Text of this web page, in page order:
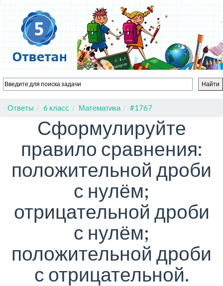
Ответы 6 класс Математика #1767
Сформулируйте
правило сравнения:
положительной дроби
с нулём;
отрицательной дроби
с нулём;
положительной дроби
с отрицательной.